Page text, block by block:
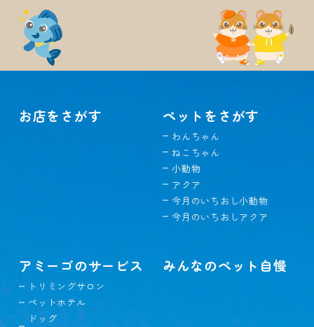
お店をさがす ペットをさがす
わんちゃん
ねこちゃん
小動物
アクア
今月のいちおし小動物
今月のいちおしアクア
アミーゴのサービス
トリミングサロン
ペットホテル
ドッグ
みんなのペット自慢